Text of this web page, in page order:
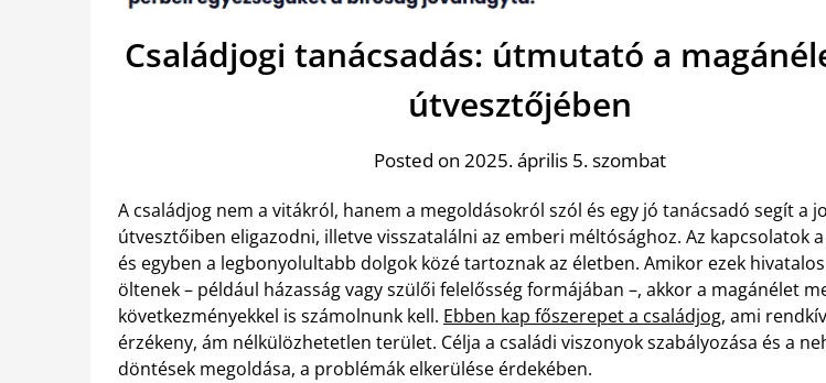
Családjogi tanácsadás: útmutató a
útvesztőjében
Posted on 2025. április 5. szombat
A családjog nem a vitákról, hanem a megoldásokról szól és egy jó tanácsadó segít a
útvesztőiben eligazodni, illetve visszatalálni az emberi méltósághoz. Az kapcsolatok
és egyben a legbonyolultabb dolgok közé tartoznak az életben. Amikor ezek
öltenek – például házasság vagy szülői felelősség formájában –, akkor a magánélet
következményekkel is számolnunk kell. Ebben kap főszerepet a családjog, ami
érzékeny, ám nélkülözhetetlen terület. Célja a családi viszonyok szabályozása és a
döntések megoldása, a problémák elkerülése érdekében.